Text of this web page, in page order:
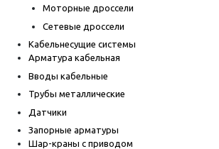
Моторные дроссели
Сетевые дроссели
Кабельнесущие системы
Арматура кабельная
Вводы кабельные
Трубы металлические
Датчики
Запорные арматуры
Шар-краны с приводом